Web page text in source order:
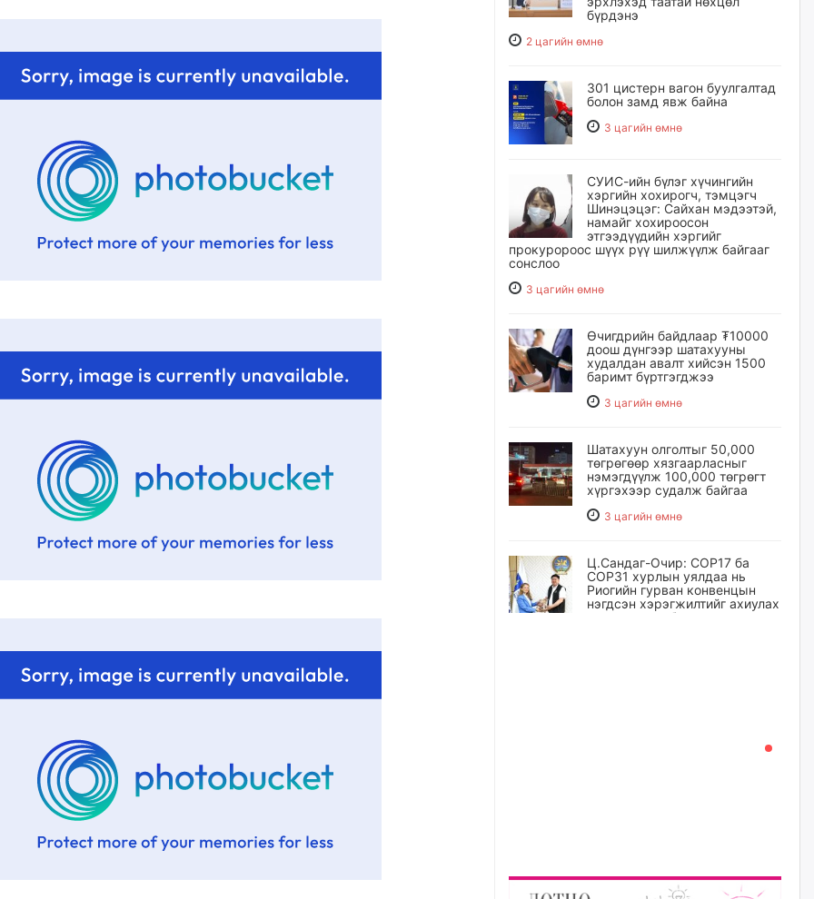
бүрдэнэ
2 цагийн өмнө
301 цистерн вагон буулгалтад
болон замд явж байна
3 цагийн өмнө
СУИС-ийн бүлэг хүчингийн
хэргийн хохирогч, тэмцэгч
Шинэцэцэг: Сайхан мэдээтэй,
намайг хохироосон
этгээдүүдийн хэргийг
прокуророос шүүх рүү шилжүүлж байгааг
сонслоо
3 цагийн өмнө
Өчигдрийн байдлаар ₮10000
доош дүнгээр шатахууны
худалдан авалт хийсэн 1500
баримт бүртгэгджээ
3 цагийн өмнө
Шатахуун олголтыг 50,000
төгрөгөөр хязгаарласныг
нэмэгдүүлж 100,000 төгрөгт
хүргэхээр судалж байгаа
3 цагийн өмнө
Ц.Сандаг-Очир: COP17 ба
COP31 хурлын уялдаа нь
Риогийн гурван конвенцын
нэгдсэн хэрэгжилтийг ахиулах
чухал алхам болно